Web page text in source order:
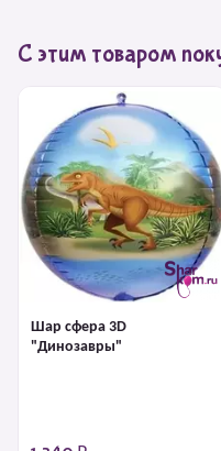
С этим товаром
Шар сфера 3D
"Динозавры"